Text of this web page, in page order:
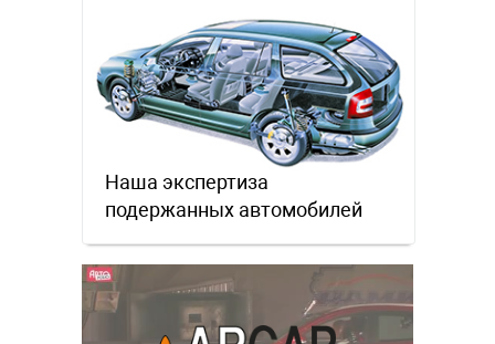
Наша экспертиза
подержанных автомобилей